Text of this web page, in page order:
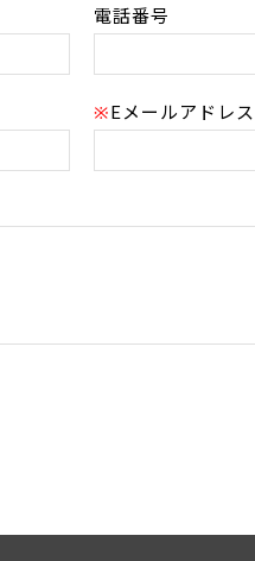
電話番号
※Eメールアドレス